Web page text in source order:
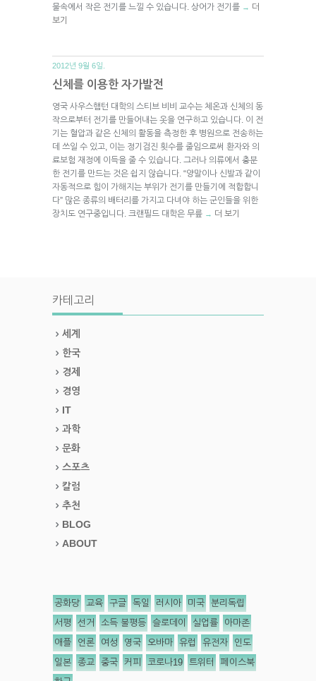
물속에서 작은 전기를 느낄 수 있습니다. 상어가 전기를 → 더
보기
2012년 9월 6일.
신체를 이용한 자가발전
영국 사우스햄턴 대학의 스티브 비비 교수는 체온과 신체의 동
작으로부터 전기를 만들어내는 옷을 연구하고 있습니다. 이 전
기는 혈압과 같은 신체의 활동을 측정한 후 병원으로 전송하는
데 쓰일 수 있고, 이는 정기검진 횟수를 줄임으로써 환자와 의
료보험 재정에 이득을 줄 수 있습니다. 그러나 의류에서 충분
한 전기를 만드는 것은 쉽지 않습니다. “양말이나 신발과 같이
자동적으로 힘이 가해지는 부위가 전기를 만들기에 적합합니
다” 많은 종류의 배터리를 가지고 다녀야 하는 군인들을 위한
장치도 연구중입니다. 크랜필드 대학은 무릎 → 더 보기
카테고리
세계
한국
경제
경영
IT
과학
문화
스포츠
칼럼
추천
BLOG
ABOUT
공화당 교육 구글 독일 러시아 미국 분리독립
서평 선거 소득 불평등 슬로데이 실업률 아마존
애플 언론 여성 영국 오바마 유럽 유전자 인도
일본 종교 중국 커피 코로나19 트위터 페이스북